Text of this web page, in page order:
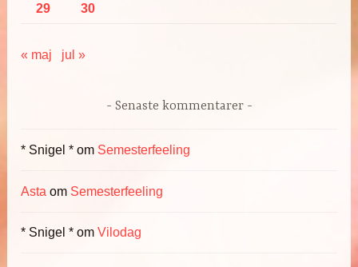
29 30
« maj jul »
Senaste kommentarer
* Snigel * om Semesterfeeling
Asta om Semesterfeeling
* Snigel * omVilodag